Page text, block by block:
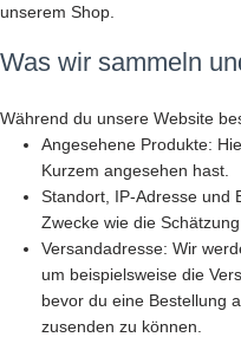
unserem Shop.
Was wir sammeln
Während du unsere Website
Angesehene Produkte:
Kurzem angesehen hast.
Standort, IP-Adresse und
Zwecke wie die
Versandadresse: Wir
um beispielsweise die
bevor du eine Bestellung
zusenden zu können.